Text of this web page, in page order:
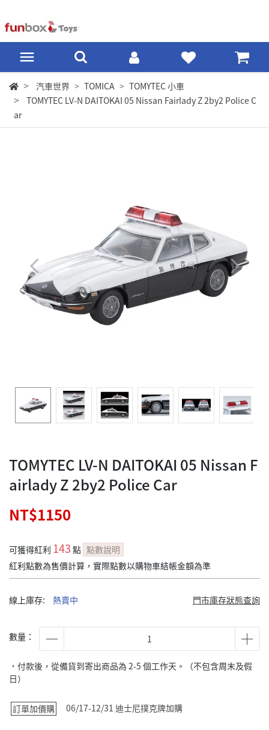
汽車世界 TOMICA
TOMYTEC 小車
TOMYTEC LV-N DAITOKAI 05 Nissan Fairlady Z 2by2 Police C
ar
TOMYTEC LV-N DAITOKAI 05 Nissan F
airlady Z 2by2 Police Car
NT$1150
可獲得紅利 143 點 點數說明
紅利點數為售價計算，實際點數以購物車結帳金額為準
線上庫存: 熱賣中 門市庫存狀態查詢
數量：
˙付款後，從備貨到寄出商品為 2-5 個工作天。（不包含周末及假
日）
訂單加價購 06/17-12/31 迪士尼撲克牌加購